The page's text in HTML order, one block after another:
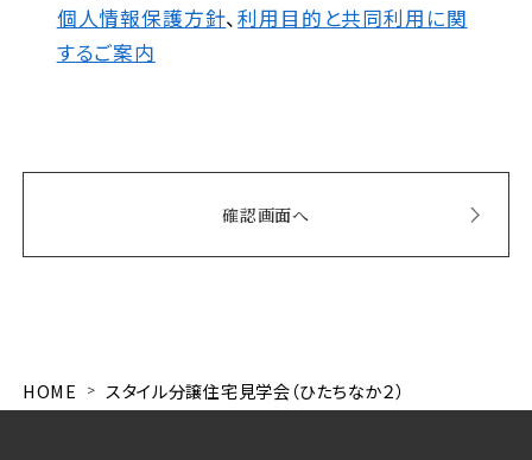
個人情報保護方針、利用目的と共同利用に関
するご案内
HOME スタイル分譲住宅見学会（ひたちなか２）